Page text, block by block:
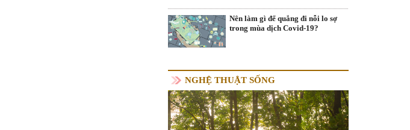
Nên làm gì để quẳng đi nỗi lo sợ
trong mùa dịch Covid-19?
NGHỆ THUẬT SỐNG